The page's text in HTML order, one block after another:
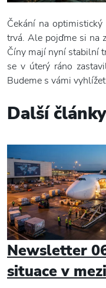
Čekání na
trvá. Ale pojďme si na
Číny mají nyní stabilní
se v úterý ráno
Budeme s vámi
Další články
Newsletter
situace v